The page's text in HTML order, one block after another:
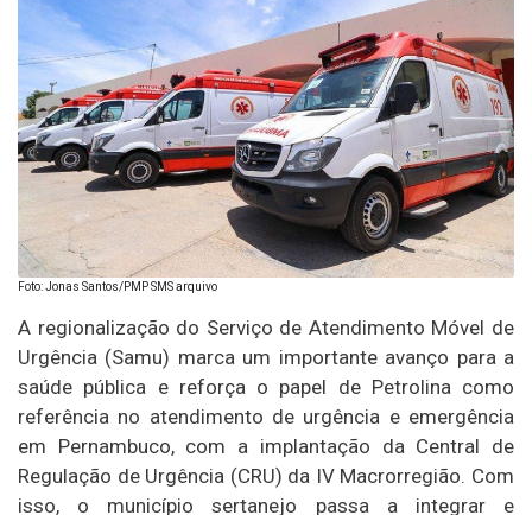
Foto: Jonas Santos/PMP SMS arquivo
A regionalização do Serviço de Atendimento Móvel de
Urgência (Samu) marca um importante avanço para a
saúde pública e reforça o papel de Petrolina como
referência no atendimento de urgência e emergência
em Pernambuco, com a implantação da Central de
Regulação de Urgência (CRU) da IV Macrorregião. Com
isso, o município sertanejo passa a integrar e